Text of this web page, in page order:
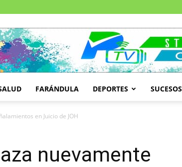
FARÁNDULA DEPORTES SUCESOS
en Juicio de JOH
nuevamente